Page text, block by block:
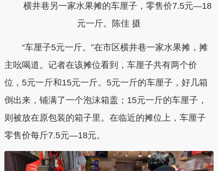
横井巷另一家水果摊的车厘子，零售价7.5元—18
元一斤。陈佳 摄
“车厘子5元一斤。”在市区横井巷一家水果摊，摊
主吆喝道。记者在该摊位看到，车厘子共有两个价
位，5元一斤和15元一斤。5元一斤的车厘子，好几箱
倒出来，铺满了一个泡沫箱盖；15元一斤的车厘子，
则被放在原包装的箱子里。在临近的摊位上，车厘子
零售价每斤7.5元—18元。